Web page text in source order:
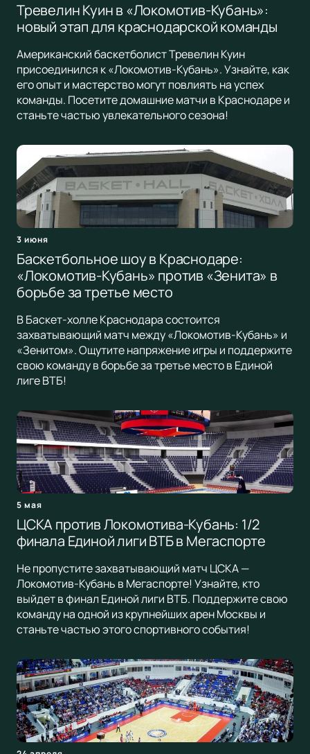
Тревелин Куин в «Локомотив-Кубань»:
новый этап для краснодарской команды
Американский баскетболист Тревелин Куин
присоединился к «Локомотив-Кубань». Узнайте, как
его опыт и мастерство могут повлиять на успех
команды. Посетите домашние матчи в Краснодаре и
станьте частью увлекательного сезона!
3 июня
Баскетбольное шоу в Краснодаре:
«Локомотив-Кубань» против «Зенита» в
борьбе за третье место
В Баскет-холле Краснодара состоится
захватывающий матч между «Локомотив-Кубань» и
«Зенитом». Ощутите напряжение игры и поддержите
свою команду в борьбе за третье место в Единой
лиге ВТБ!
5 мая
ЦСКА против Локомотива-Кубань: 1/2
финала Единой лиги ВТБ в Мегаспорте
Не пропустите захватывающий матч ЦСКА —
Локомотив-Кубань в Мегаспорте! Узнайте, кто
выйдет в финал Единой лиги ВТБ. Поддержите свою
команду на одной из крупнейших арен Москвы и
станьте частью этого спортивного события!